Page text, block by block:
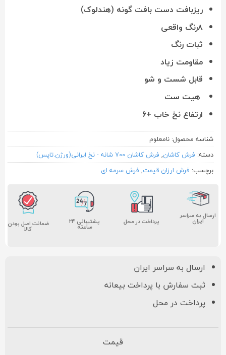
ریزبافت دست بافت گونه (هندلوک)
۸رنگ واقعی
ثبات رنگ
مقاومت زیاد
قابل شست و شو
هیت ست
ارتفاع نخ خاب +۶
شناسه محصول: نامعلوم
دسته: فرش کاشان, فرش کاشان 700 شانه - نخ ایرانی(ورژن.تاپس)
برچسب: فرش ارزان قیمت, فرش سرمه ای
ارسال به سراسر
ایران پرداخت در محل پشتیبانی ۲۴
ساعته ضمانت اصل بودن
کالا
ارسال به سراسر ایران
ثبت سفارش با پرداخت بیعانه
پرداخت در محل
قیمت